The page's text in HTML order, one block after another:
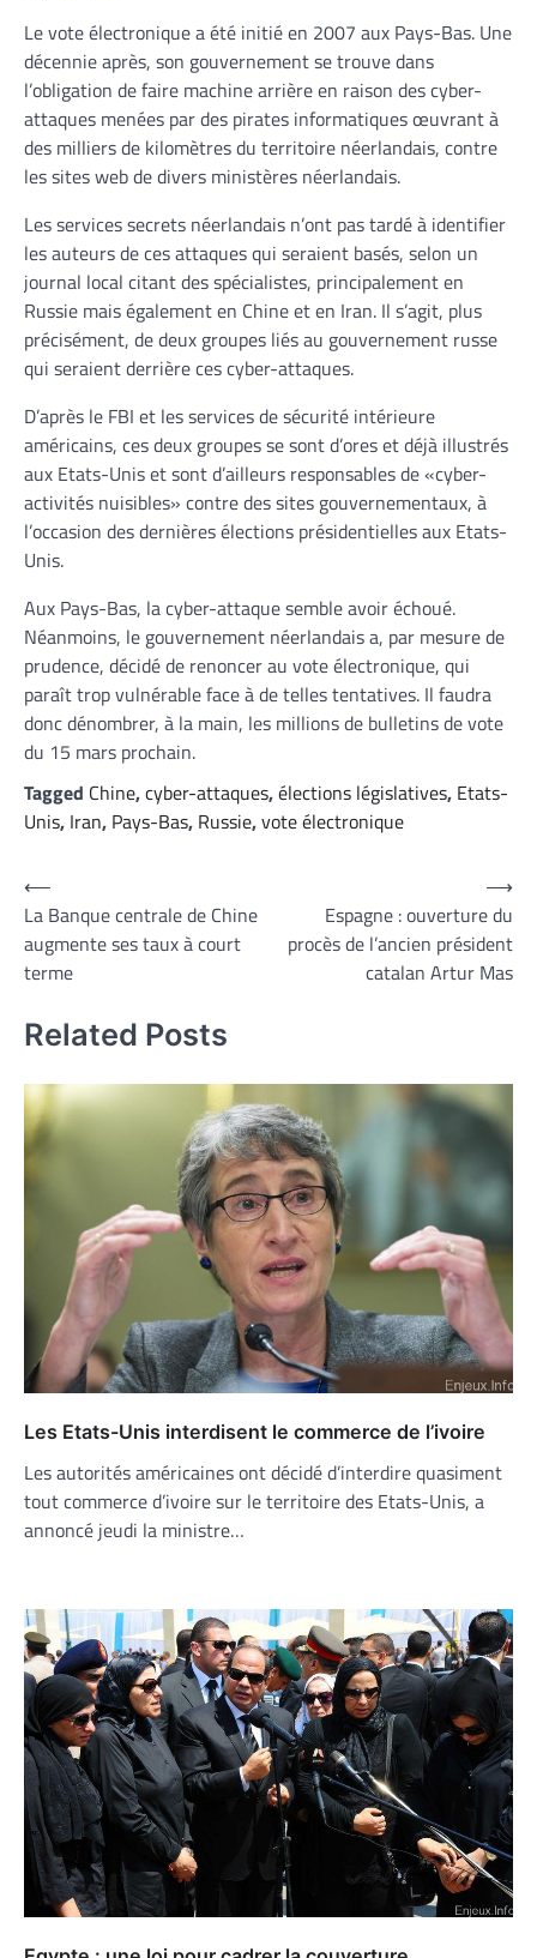
Le vote électronique a été initié en 2007 aux Pays-Bas. Une
décennie après, son gouvernement se trouve dans
l’obligation de faire machine arrière en raison des cyber-
attaques menées par des pirates informatiques œuvrant à
des milliers de kilomètres du territoire néerlandais, contre
les sites web de divers ministères néerlandais.
Les services secrets néerlandais n’ont pas tardé à identifier
les auteurs de ces attaques qui seraient basés, selon un
journal local citant des spécialistes, principalement en
Russie mais également en Chine et en Iran. Il s’agit, plus
précisément, de deux groupes liés au gouvernement russe
qui seraient derrière ces cyber-attaques.
D’après le FBI et les services de sécurité intérieure
américains, ces deux groupes se sont d’ores et déjà illustrés
aux Etats-Unis et sont d’ailleurs responsables de «cyber-
activités nuisibles» contre des sites gouvernementaux, à
l’occasion des dernières élections présidentielles aux Etats-
Unis.
Aux Pays-Bas, la cyber-attaque semble avoir échoué.
Néanmoins, le gouvernement néerlandais a, par mesure de
prudence, décidé de renoncer au vote électronique, qui
paraît trop vulnérable face à de telles tentatives. Il faudra
donc dénombrer, à la main, les millions de bulletins de vote
du 15 mars prochain.
Tagged Chine,cyber-attaques,élections législatives, Etats-
Unis, Iran, Pays-Bas, Russie,vote électronique
Navigation
de
l’article
⟵
La Banque centrale de Chine
augmente ses taux à court
terme
Espagne : ouverture du
procès de l’ancien président
catalan Artur Mas
⟶
Related Posts
Les Etats-Unis interdisent le commerce de l’ivoire
Les autorités américaines ont décidé d’interdire quasiment
tout commerce d’ivoire sur le territoire des Etats-Unis, a
annoncé jeudi la ministre…